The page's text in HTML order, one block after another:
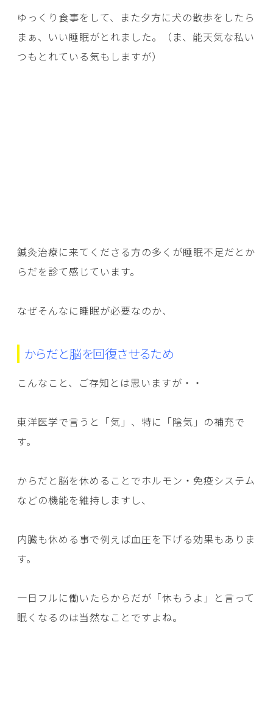
ゆっくり食事をして、また夕方に犬の散歩をしたら
まぁ、いい睡眠がとれました。（ま、能天気な私い
つもとれている気もしますが）
鍼灸治療に来てくださる方の多くが睡眠不足だとか
らだを診て感じています。
なぜそんなに睡眠が必要なのか、
からだと脳を回復させるため
こんなこと、ご存知とは思いますが・・
東洋医学で言うと「気」、特に「陰気」の補充で
す。
からだと脳を休めることでホルモン・免疫システム
などの機能を維持しますし、
内臓も休める事で例えば血圧を下げる効果もありま
す。
一日フルに働いたらからだが「休もうよ」と言って
眠くなるのは当然なことですよね。